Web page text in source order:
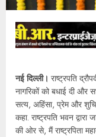
नई दिल्ली। राष्ट्रपति
नागरिकों को बधाई दी
सत्य, अहिंसा, प्रेम और
कहा. राष्ट्रपति भवन द्वारा
की ओर से, मैं राष्ट्रपिता